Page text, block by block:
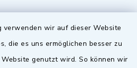
verwenden wir auf dieser Website
die es uns ermöglichen besser zu
genutzt wird. So können wir